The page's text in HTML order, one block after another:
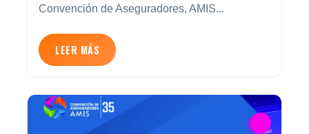
Convención de Aseguradores, AMIS...
LEER MÁS